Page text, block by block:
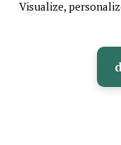
Visualize,